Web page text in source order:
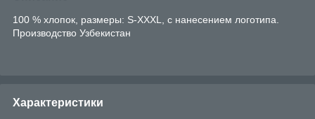
100 % хлопок, размеры: S-XXXL, с нанесением логотипа.
Производство Узбекистан
Характеристики